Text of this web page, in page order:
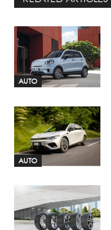
AUTO
AUTO